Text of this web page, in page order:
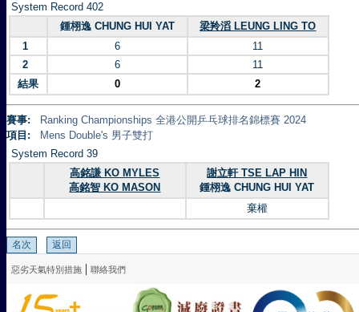
System Record 402
鍾栩逸 CHUNG HUI YAT
梁羚滔 LEUNG LING TO
1
6
11
2
6
11
結果
0 2
賽事:
Ranking Championships 全港公開乒乓球排名錦標賽 2024
項目:
Mens Double's 男子雙打
System Record 39
高銘謙 KO MYLES
高銘智 KO MASON
謝立軒 TSE LAP HIN
鍾栩逸 CHUNG HUI YAT
棄權